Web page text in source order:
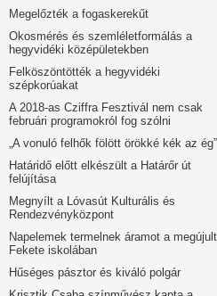
Megelőzték a fogaskerekűt
Okosmérés és szemléletformálás a
hegyvidéki középületekben
Felköszöntötték a hegyvidéki
szépkorúakat
A 2018-as Cziffra Fesztivál nem csak
februári programokról fog szólni
„A vonuló felhők fölött örökké kék az ég”
Határidő előtt elkészült a Határőr út
felújítása
Megnyílt a Lóvasút Kulturális és
Rendezvényközpont
Napelemek termelnek áramot a megújult
Fekete iskolában
Hűséges pásztor és kiváló polgár